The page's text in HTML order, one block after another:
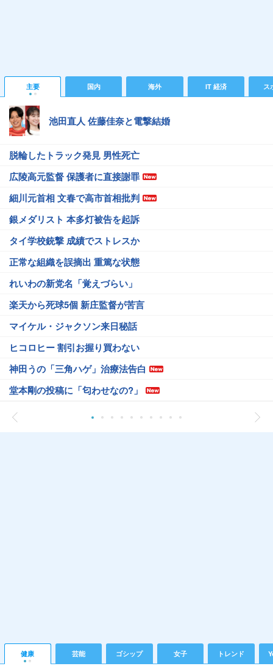
主要 国内 海外 IT 経済 ス
池田直人 佐藤佳奈と電撃結婚
脱輪したトラック発見 男性死亡
広陵高元監督 保護者に直接謝罪
細川元首相 文春で高市首相批判
銀メダリスト 本多灯被告を起訴
タイ学校銃撃 成績でストレスか
正常な組織を誤摘出 重篤な状態
れいわの新党名「覚えづらい」
楽天から死球5個 新庄監督が苦言
マイケル・ジャクソン来日秘話
ヒコロヒー 割引お握り買わない
神田うの「三角ハゲ」治療法告白
堂本剛の投稿に「匂わせなの?」
健康 芸能 ゴシップ 女子 トレンド